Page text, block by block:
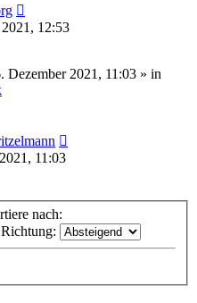
12:53
Dezember 2021, 11:03 » in
11:03
nach:
Richtung: